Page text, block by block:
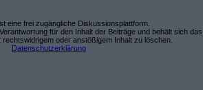
eine frei zugängliche Diskussionsplattform.
für den Inhalt der Beiträge und behält sich das
rechtswidrigem oder anstößigem Inhalt zu löschen.
Datenschutzerklärung